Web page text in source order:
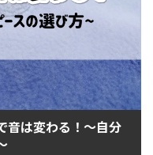
音は変わる！～自分